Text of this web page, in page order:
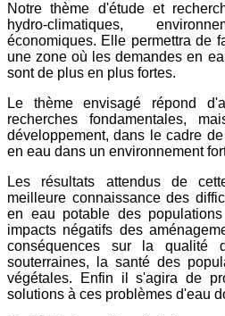
Notre thème d'étude et
hydro-climatiques,
économiques. Elle permettra de
une zone où les demandes en
sont de plus en plus fortes.
Le thème envisagé répond
recherches fondamentales,
développement, dans le cadre
en eau dans un environnement
Les résultats attendus de
meilleure connaissance des
en eau potable des
impacts négatifs des
conséquences sur la qualité
souterraines, la santé des
végétales. Enfin il s'agira de
solutions à ces problèmes d'eau